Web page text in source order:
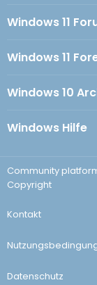
Windows 11
Windows 11
Windows 10
Windows Hilfe
Community
Copyright
Kontakt
Datenschutz